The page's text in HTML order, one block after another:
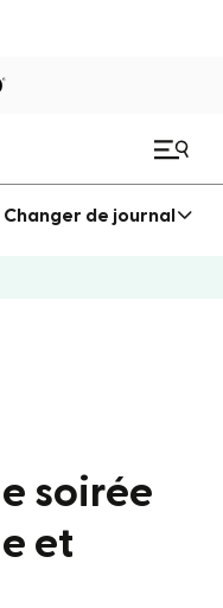
Changer de journal
soirée
et